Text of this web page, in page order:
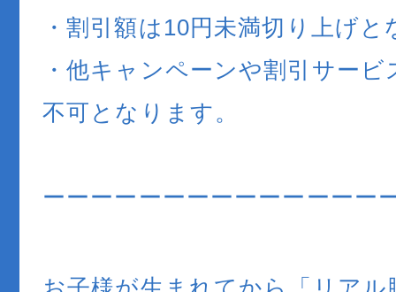
・割引額は10円未満切り上げ
・他キャンペーンや割引サービ
不可となります。
ーーーーーーーーーーーーーー